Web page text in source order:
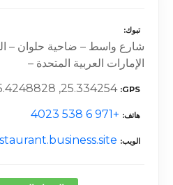
تبوك
شارع واسط – ضاحية حلوان –
الإمارات العربية المتحدة –
GPS
25.334254, 55.4248828
هاتف +971 6 538 4023
الويب